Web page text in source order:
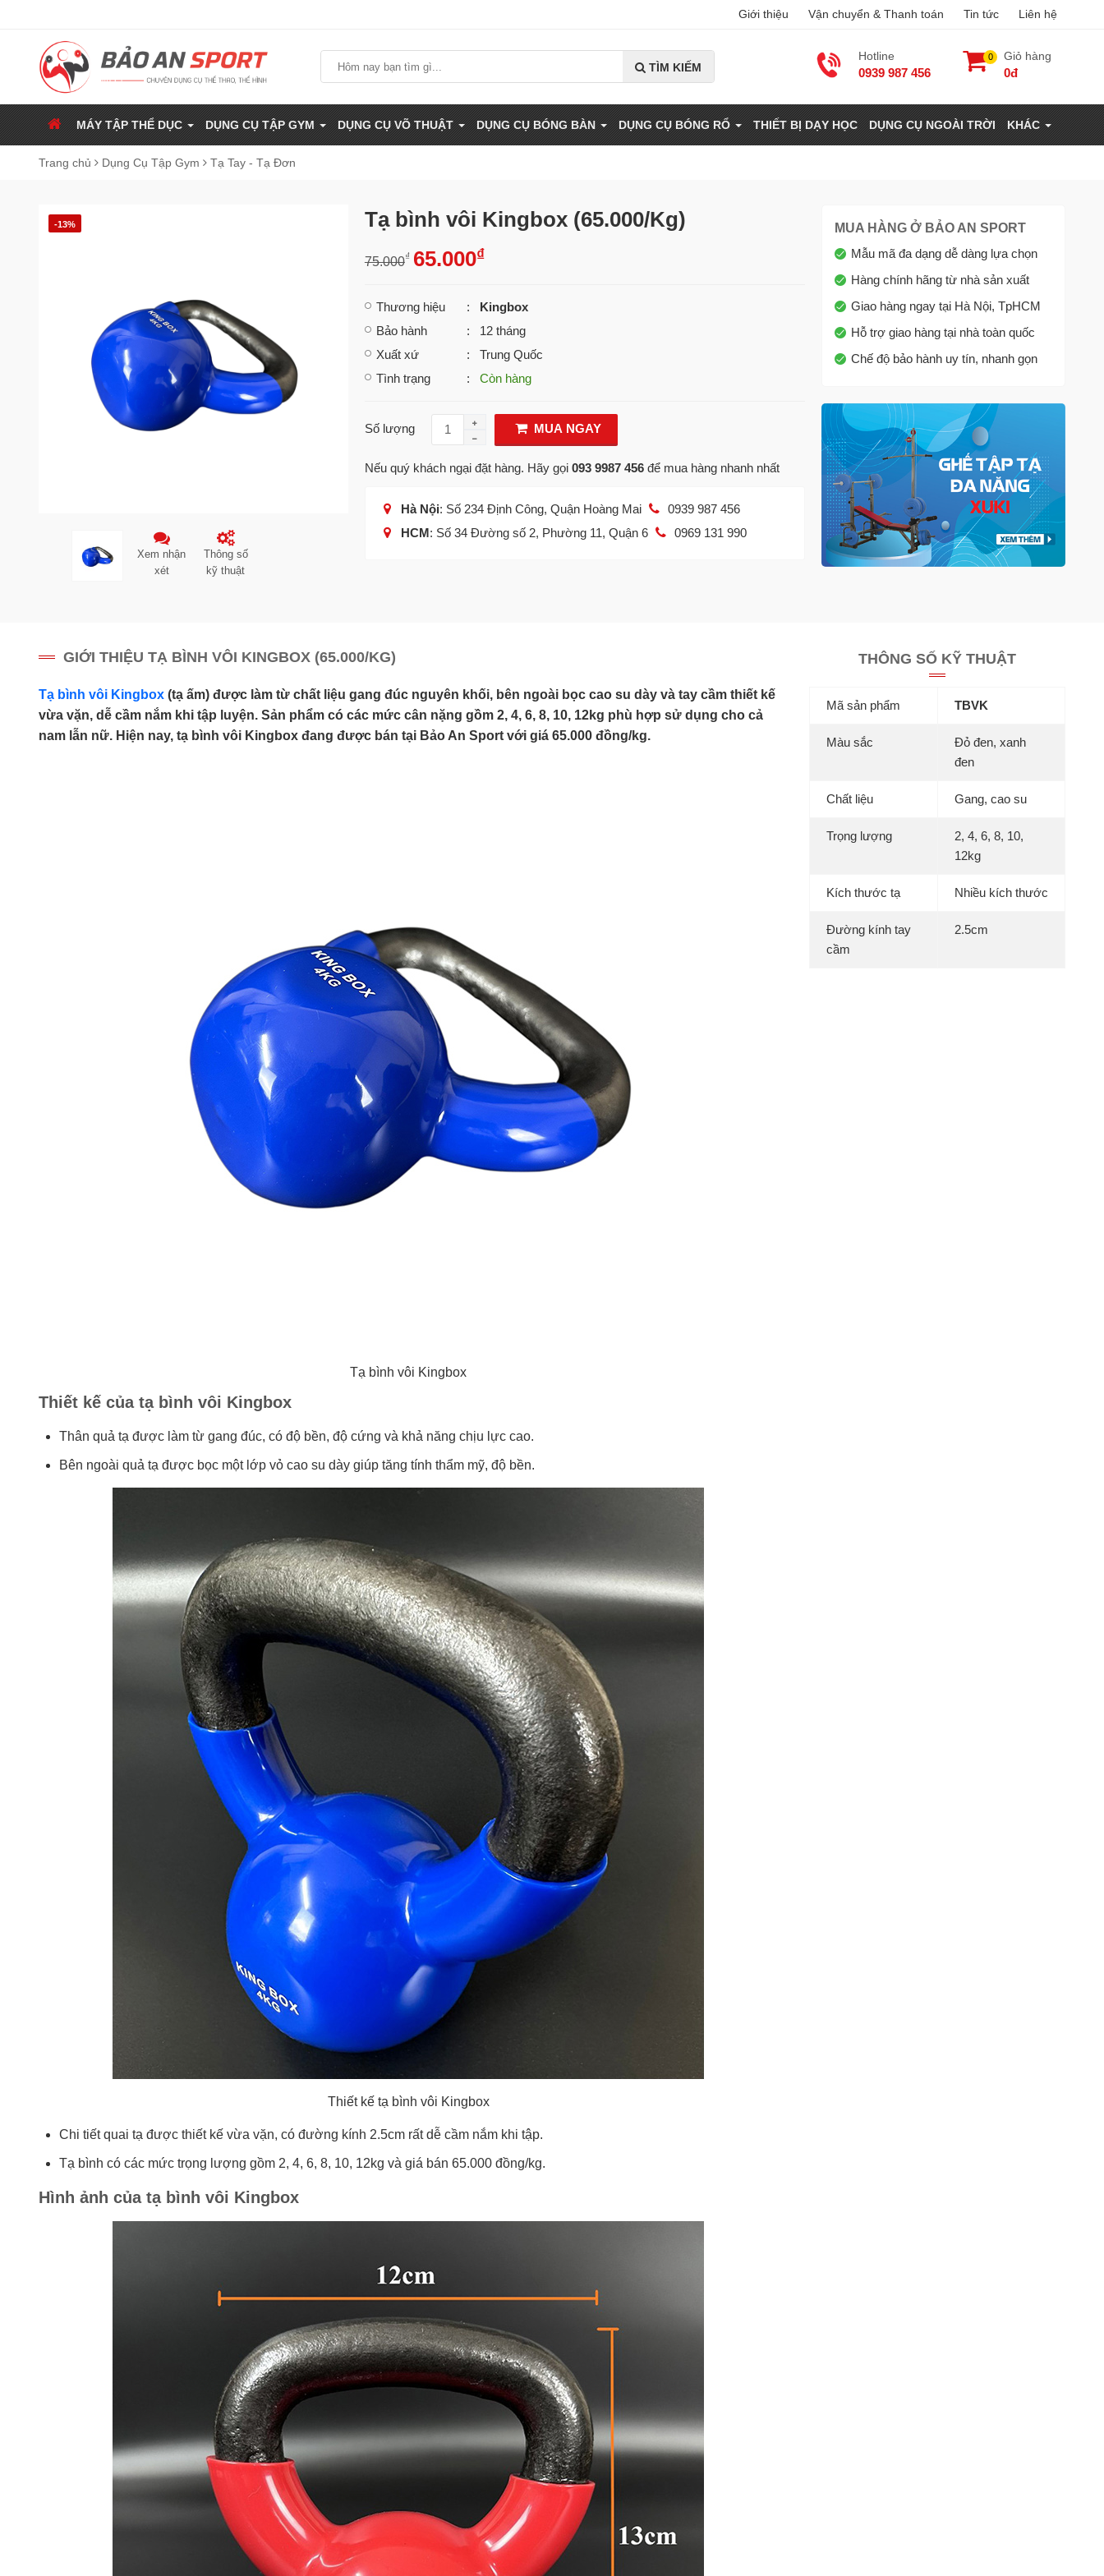
Giới thiệu Vận chuyển & Thanh toán Tin tức Liên hệ
TÌM KIẾM
Hotline
0939 987 456
0 Giỏ hàng
0đ
MÁY TẬP THỂ DỤC DỤNG CỤ TẬP GYM DỤNG CỤ VÕ THUẬT DỤNG CỤ BÓNG BÀN DỤNG CỤ BÓNG RỔ THIẾT BỊ DẠY HỌC DỤNG CỤ NGOÀI TRỜI KHÁC
Trang chủ Dụng Cụ Tập Gym Tạ Tay - Tạ Đơn
-13%
Xem nhận
xét
Thông số
kỹ thuật
Tạ bình vôi Kingbox (65.000/Kg)
75.000₫ 65.000₫
Thương hiệu : Kingbox
Bảo hành
: 12 tháng
Xuất xứ
: Trung Quốc
Tình trạng
: Còn hàng
Số lượng MUA NGAY
Nếu quý khách ngại đặt hàng. Hãy gọi 093 9987 456để mua hàng nhanh nhất
Hà Nội: Số 234 Định Công, Quận Hoàng Mai
0939 987 456
HCM: Số 34 Đường số 2, Phường 11, Quận 6 0969 131 990
MUA HÀNG Ở BẢO AN SPORT
Mẫu mã đa dạng dễ dàng lựa chọn
Hàng chính hãng từ nhà sản xuất
Giao hàng ngay tại Hà Nội, TpHCM
Hỗ trợ giao hàng tại nhà toàn quốc
Chế độ bảo hành uy tín, nhanh gọn
GIỚI THIỆU TẠ BÌNH VÔI KINGBOX (65.000/KG)
Tạ bình vôi Kingbox (tạ ấm) được làm từ chất liệu gang đúc nguyên khối, bên ngoài bọc cao su dày và tay cầm thiết kế
vừa vặn, dễ cầm nắm khi tập luyện. Sản phẩm có các mức cân nặng gồm 2, 4, 6, 8, 10, 12kg phù hợp sử dụng cho cả
nam lẫn nữ. Hiện nay, tạ bình vôi Kingbox đang được bán tại Bảo An Sport với giá 65.000 đồng/kg.
Tạ bình vôi Kingbox
Thiết kế của tạ bình vôi Kingbox
Thân quả tạ được làm từ gang đúc, có độ bền, độ cứng và khả năng chịu lực cao.
Bên ngoài quả tạ được bọc một lớp vỏ cao su dày giúp tăng tính thẩm mỹ, độ bền.
Thiết kế tạ bình vôi Kingbox
Chi tiết quai tạ được thiết kế vừa vặn, có đường kính 2.5cm rất dễ cầm nắm khi tập.
Tạ bình có các mức trọng lượng gồm 2, 4, 6, 8, 10, 12kg và giá bán 65.000 đồng/kg.
Hình ảnh của tạ bình vôi Kingbox
THÔNG SỐ KỸ THUẬT
Mã sản phẩm TBVK
Màu sắc
Đỏ đen, xanh
đen
Chất liệu Gang, cao su
Trọng lượng
2, 4, 6, 8, 10,
12kg
Kích thước tạ Nhiều kích thước
Đường kính tay
cầm
2.5cm